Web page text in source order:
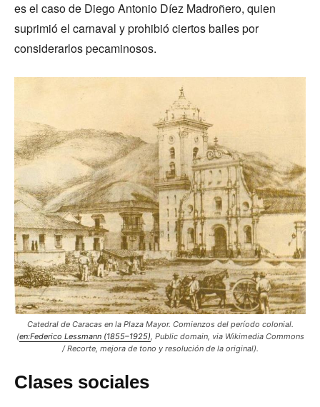
es el caso de Diego Antonio Díez Madroñero, quien
suprimió el carnaval y prohibió ciertos bailes por
considerarlos pecaminosos.
Catedral de Caracas en la Plaza Mayor. Comienzos del período colonial.
(en:Federico Lessmann (1855–1925), Public domain, via Wikimedia Commons
/ Recorte, mejora de tono y resolución de la original).
Clases sociales